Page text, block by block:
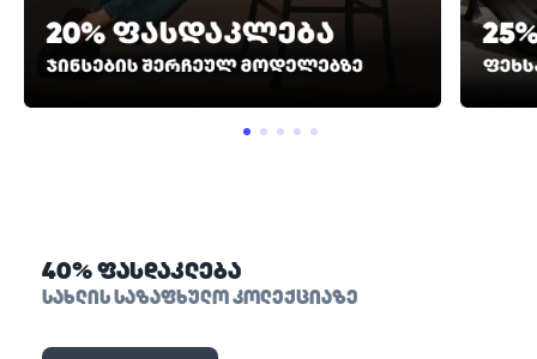
40% ფასდაკლება
სახლის საზაფხულო კოლექციაზე